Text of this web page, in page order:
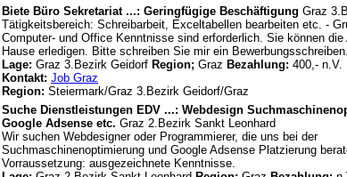
Biete Büro Sekretariat ...: Geringfügige Beschäftigung Graz
Tätigkeitsbereich: Schreibarbeit, Exceltabellen bearbeiten etc. -
Computer- und Office Kenntnisse sind erforderlich. Sie können
Hause erledigen. Bitte schreiben Sie mir ein
Lage: Graz 3.Bezirk Geidorf Region; Graz Bezahlung: 400,- n.V.
Kontakt: Job Graz
Region: Steiermark/Graz 3.Bezirk Geidorf/Graz
Suche Dienstleistungen EDV ...: Webdesign
Google Adsense etc. Graz 2.Bezirk Sankt Leonhard
Wir suchen Webdesigner oder Programmierer, die uns bei der
Suchmaschinenoptimierung und Google Adsense Platzierung
Vorraussetzung: ausgezeichnete Kenntnisse.